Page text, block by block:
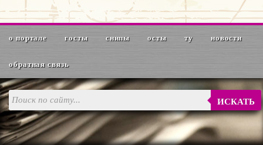
о портале госты снипы осты ту новости
обратная связь
ИСКАТЬ